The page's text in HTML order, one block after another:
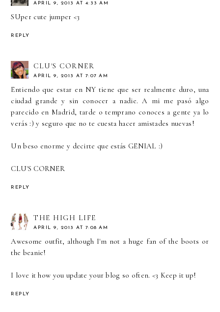
APRIL 9, 2013 AT 4:33 AM
SUper cute jumper <3
REPLY
CLU'S CORNER
APRIL 9, 2013 AT 7:07 AM
Entiendo que estar en NY tiene que ser realmente duro, una
ciudad grande y sin conocer a nadie. A mi me pasó algo
parecido en Madrid, tarde o temprano conoces a gente ya lo
verás :) y seguro que no te cuesta hacer amistades nuevas!
Un beso enorme y decirte que estás GENIAL :)
CLU'S CORNER
REPLY
THE HIGH LIFE
APRIL 9, 2013 AT 7:08 AM
Awesome outfit, although I'm not a huge fan of the boots or
the beanie!
I love it how you update your blog so often. <3 Keep it up!
REPLY